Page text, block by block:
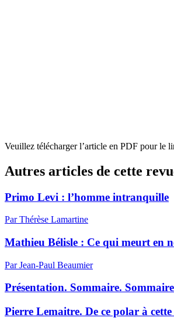
Veuillez télécharger l’article en PDF pour le
Autres articles de cette
Primo Levi : l’homme intranquille
Par Thérèse Lamartine
Mathieu Bélisle : Ce qui meurt en
Par Jean-Paul Beaumier
Présentation. Sommaire.
Pierre Lemaitre. De ce polar à